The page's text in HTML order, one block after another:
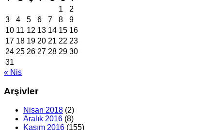
1
2
3
4 5 6 7 8
9
10 11 12 13 14 15 16
17 18 19 20 21 22 23
24 25 26 27 28 29 30
31
« Nis
Arşivler
Nisan 2018 (2)
Aralık 2016 (8)
Kasım 2016 (155)